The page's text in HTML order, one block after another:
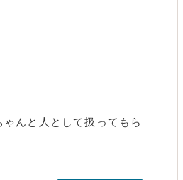
んと人として扱ってもら